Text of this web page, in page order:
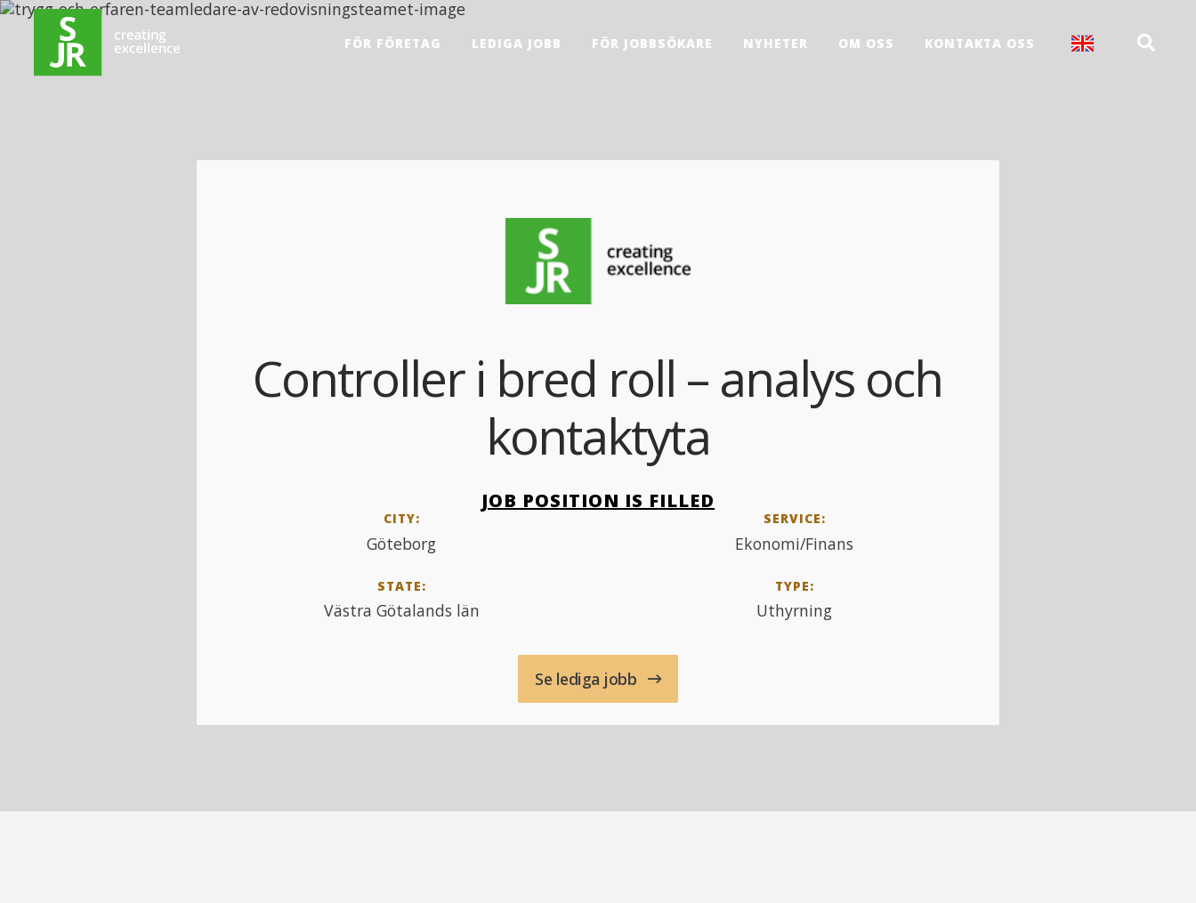
Hoppa till innehåll
FÖR FÖRETAG LEDIGA JOBB FÖR JOBBSÖKARE NYHETER OM OSS KONTAKTA OSS
JOB POSITION IS FILLED
CITY:
Göteborg
SERVICE:
Ekonomi/Finans
STATE:
Västra Götalands län
TYPE:
Uthyrning
Controller i bred roll – analys och
kontaktyta
Se lediga jobb